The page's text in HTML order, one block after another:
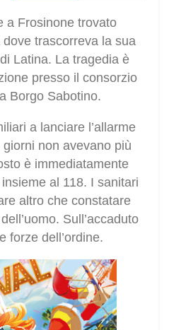
a Frosinone trovato
trascorreva la sua
Latina. La tragedia è
presso il consorzio
Borgo Sabotino.
a lanciare l’allarme
non avevano più
è immediatamente
al 118. I sanitari
altro che constatare
Sull’accaduto
forze dell’ordine.